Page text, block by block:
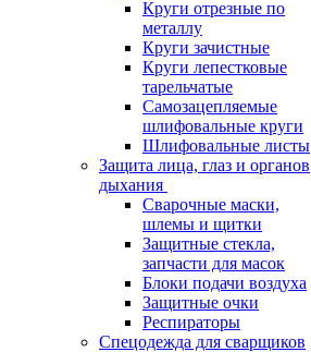
Круги отрезные по
металлу
Круги зачистные
Круги лепестковые
тарельчатые
Самозацепляемые
шлифовальные круги
Шлифовальные листы
Защита лица, глаз и органов
дыхания
Сварочные маски,
шлемы и щитки
Защитные стекла,
запчасти для масок
Блоки подачи воздуха
Защитные очки
Респираторы
Спецодежда для сварщиков